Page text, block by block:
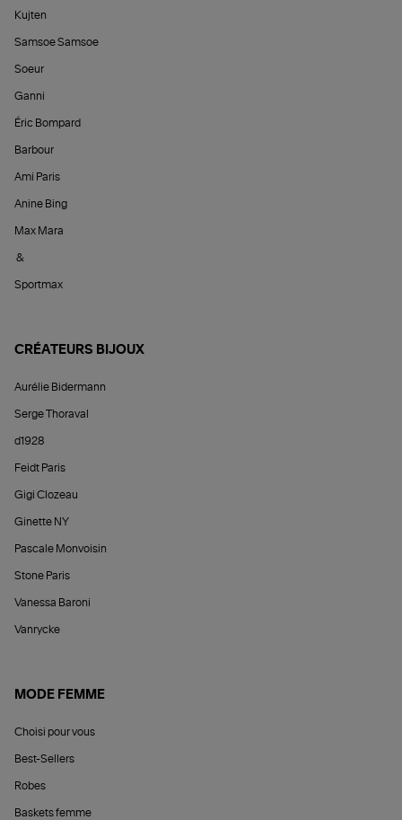
Kujten
Samsoe Samsoe
Soeur
Ganni
Éric Bompard
Barbour
Ami Paris
Anine Bing
Max Mara
&
Sportmax
CRÉATEURS BIJOUX
Aurélie Bidermann
Serge Thoraval
d1928
Feidt Paris
Gigi Clozeau
Ginette NY
Pascale Monvoisin
Stone Paris
Vanessa Baroni
Vanrycke
MODE FEMME
Choisi pour vous
Best-Sellers
Robes
Baskets femme